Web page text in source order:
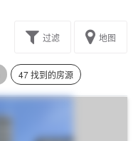
楼花转让过滤 地图
47 找到的房源